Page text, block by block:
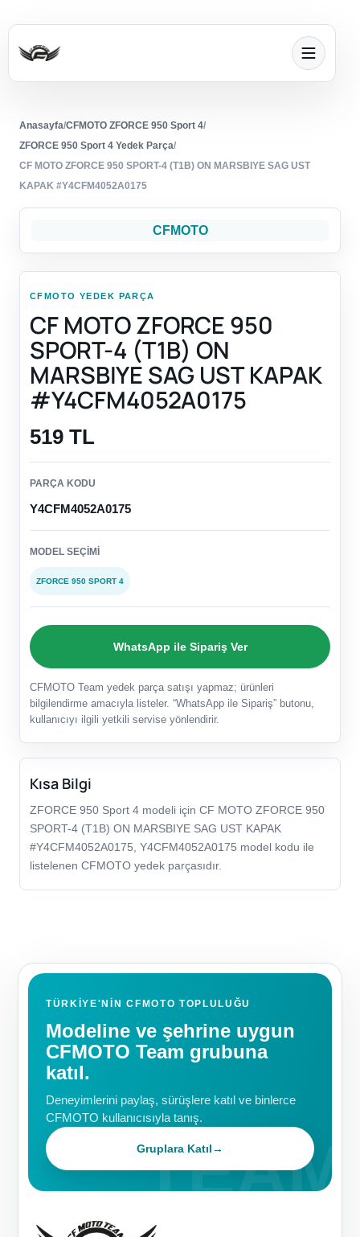
Anasayfa/CFMOTO ZFORCE 950 Sport 4/
ZFORCE 950 Sport 4 Yedek Parça/
CF MOTO ZFORCE 950 SPORT-4 (T1B) ON MARSBIYE SAG UST
KAPAK #Y4CFM4052A0175
CFMOTO
CFMOTO YEDEK PARÇA
CF MOTO ZFORCE 950
SPORT-4 (T1B) ON
MARSBIYE SAG UST KAPAK
#Y4CFM4052A0175
519 TL
PARÇA KODU
Y4CFM4052A0175
MODEL SEÇIMI
ZFORCE 950 SPORT 4
WhatsApp ile Sipariş Ver
CFMOTO Team yedek parça satışı yapmaz; ürünleri
bilgilendirme amacıyla listeler. “WhatsApp ile Sipariş” butonu,
kullanıcıyı ilgili yetkili servise yönlendirir.
Kısa Bilgi
ZFORCE 950 Sport 4 modeli için CF MOTO ZFORCE 950
SPORT-4 (T1B) ON MARSBIYE SAG UST KAPAK
#Y4CFM4052A0175, Y4CFM4052A0175 model kodu ile
listelenen CFMOTO yedek parçasıdır.
TÜRKIYE'NIN CFMOTO TOPLULUĞU
Modeline ve şehrine uygun
CFMOTO Team grubuna
katıl.
Deneyimlerini paylaş, sürüşlere katıl ve binlerce
CFMOTO kullanıcısıyla tanış.
Gruplara Katıl→